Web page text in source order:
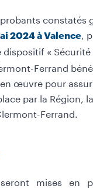
constatés
2024 à Valence,
dispositif «
Ferrand
œuvre pour
par la Région,
Ferrand.
mises en